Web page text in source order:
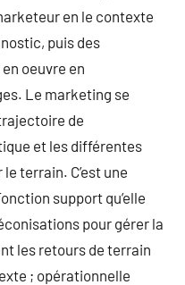
en le contexte
puis des
oeuvre en
Le marketing se
de
et les différentes
terrain. C’est une
support qu’elle
pour gérer la
les retours de terrain
; opérationnelle